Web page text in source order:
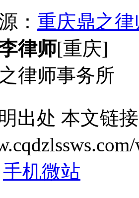
： 重庆鼎之
律师[重庆]
律师事务所
出处 本文链
手机微站